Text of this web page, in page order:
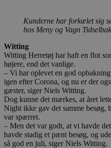
Kunderne har forkælet sig
hos Meny og Vagn
Witting
Witting Herretøj har haft en flot
højere, end det vanlige.
– Vi har oplevet en god
igen efter Corona, og nu er der
gæster, siger Niels Witting.
Dog kunne det mærkes, at året
Night ikke gav det samme besøg,
var spærret.
– Men det var godt, at vi havde
havde stadig et pænt besøg, og
så god en juli, siger Niels Witting.